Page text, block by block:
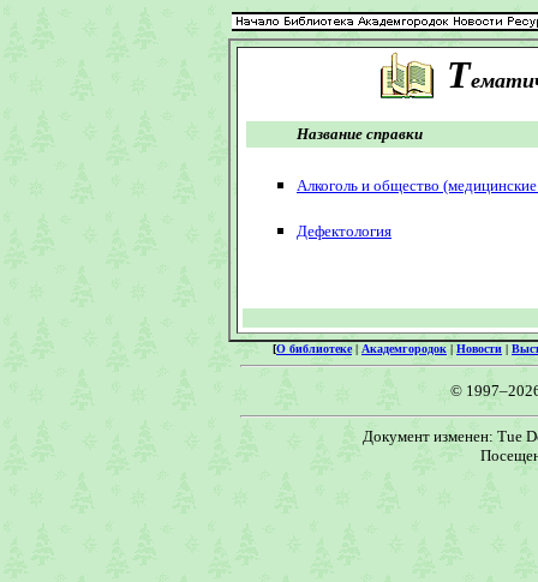
Т
Название справки
Алкоголь и общество
Дефектология
[О библиотеке| Академгородок | Новости |
©
Документ изменен: Tue